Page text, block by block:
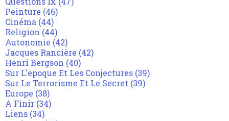
Peinture (46)
Cinéma (44)
Religion (44)
Autonomie (42)
Jacques Rancière (42)
Henri Bergson (40)
Sur L'epoque Et Les Conjectures (39)
Sur Le Terrorisme Et Le Secret (39)
Europe (38)
A Finir (34)
Liens (34)